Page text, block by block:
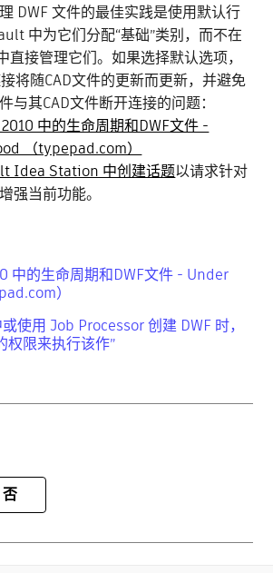
DWF 文件的最佳实践是使用默认行
中为它们分配“基础”类别，而不在
直接管理它们。如果选择默认选项，
将随CAD文件的更新而更新，并避免
与其CAD文件断开连接的问题：
中的生命周期和DWF文件 -
（typepad.com）
Idea Station 中创建话题以请求针对
强当前功能。
中的生命周期和DWF文件 - Under
）
使用 Job Processor 创建 DWF 时，
权限来执行该作”
否